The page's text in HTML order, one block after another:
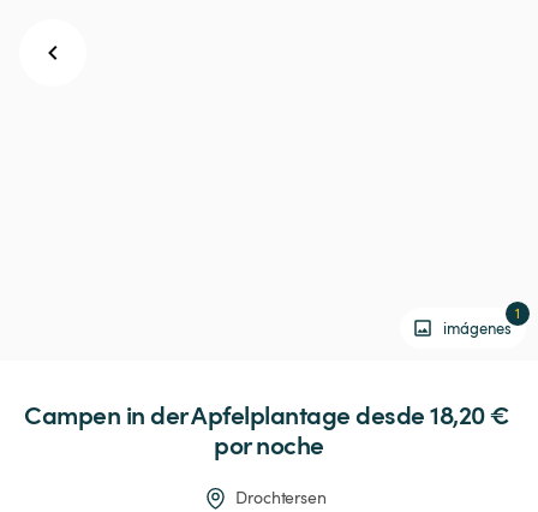
imágenes
1
Campen inderApfelplantage desde 18,20 €
por noche
Drochtersen